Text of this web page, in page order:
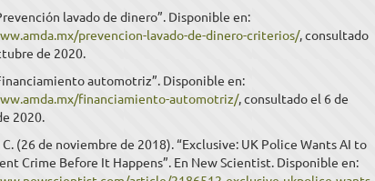
lavado de dinero”. Disponible en:
prevencion-lavado-de-dinero-criterios/, consultado
de 2020.
automotriz”. Disponible en:
financiamiento-automotriz/, consultado el 6 de
2020.
C. (26 de noviembre de 2018). “Exclusive: UK Police Wants AI to
Crime Before It Happens”. En New Scientist. Disponible en: